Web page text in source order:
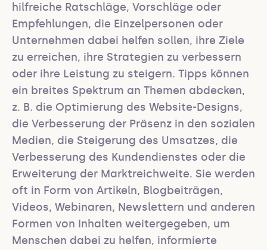
hilfreiche Ratschläge, Vorschläge oder
Empfehlungen, die Einzelpersonen oder
Unternehmen dabei helfen sollen, ihre Ziele
zu erreichen, ihre Strategien zu verbessern
oder ihre Leistung zu steigern. Tipps können
ein breites Spektrum an Themen abdecken,
z. B. die Optimierung des Website-Designs,
die Verbesserung der Präsenz in den sozialen
Medien, die Steigerung des Umsatzes, die
Verbesserung des Kundendienstes oder die
Erweiterung der Marktreichweite. Sie werden
oft in Form von Artikeln, Blogbeiträgen,
Videos, Webinaren, Newslettern und anderen
Formen von Inhalten weitergegeben, um
Menschen dabei zu helfen, informierte